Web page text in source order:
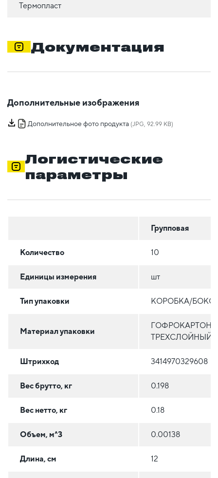
Термопласт
Документация
Дополнительные изображения
Дополнительное фото продукта (JPG, 92.99 KB)
Логистические
параметры
Групповая
Количество 10
Единицы измерения шт
Тип упаковки КОРОБКА/БОКС
Материал упаковки
ГОФРОКАРТОН
ТРЕХСЛОЙНЫЙ
Штрихкод 3414970329608
Вес брутто, кг 0.198
Вес нетто, кг 0.18
Объем, м^3 0.00138
Длина, см 12